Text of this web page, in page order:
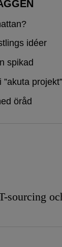
idéer
spikad
projekt”
öråd
sourcing